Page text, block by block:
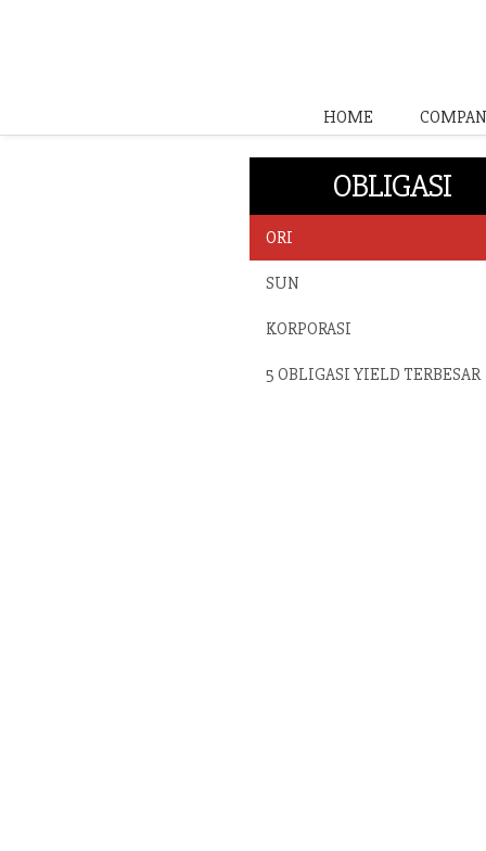
HOME
OBLIGASI
ORI
SUN
KORPORASI
5 OBLIGASI YIELD TERBESAR